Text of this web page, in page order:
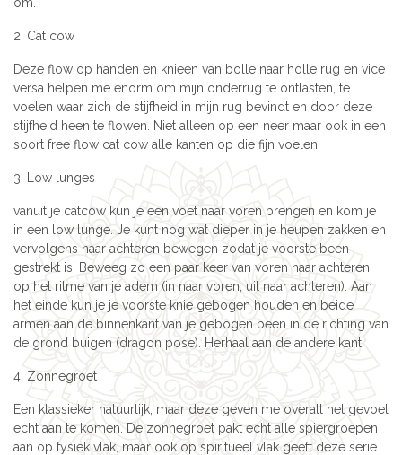
2. Cat cow
Deze flow op handen en knieen van bolle naar holle rug en vice
versa helpen me enorm om mijn onderrug te ontlasten, te
voelen waar zich de stijfheid in mijn rug bevindt en door deze
stijfheid heen te flowen. Niet alleen op een neer maar ook in een
soort free flow cat cow alle kanten op die fijn voelen
3. Low lunges
vanuit je catcow kun je een voet naar voren brengen en kom je
in een low lunge. Je kunt nog wat dieper in je heupen zakken en
vervolgens naar achteren bewegen zodat je voorste been
gestrekt is. Beweeg zo een paar keer van voren naar achteren
op het ritme van je adem (in naar voren, uit naar achteren). Aan
het einde kun je je voorste knie gebogen houden en beide
armen aan de binnenkant van je gebogen been in de richting van
de grond buigen (dragon pose). Herhaal aan de andere kant.
4. Zonnegroet
Een klassieker natuurlijk, maar deze geven me overall het gevoel
echt aan te komen. De zonnegroet pakt echt alle spiergroepen
aan op fysiek vlak, maar ook op spiritueel vlak geeft deze serie